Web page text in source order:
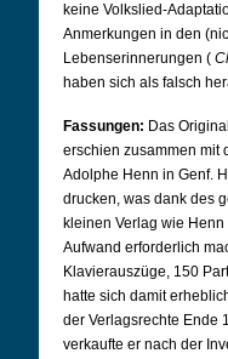
keine Volkslied-
Anmerkungen in den
Lebenserinnerungen (
haben sich als falsch
Fassungen: Das
erschien zusammen mit
Adolphe Henn in Genf.
drucken, was dank des
kleinen Verlag wie
Aufwand erforderlich
Klavierauszüge, 150
hatte sich damit
der Verlagsrechte Ende
verkaufte er nach der